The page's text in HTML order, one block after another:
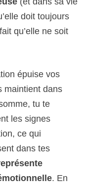
doit toujours
qu’elle ne soit
épuise vos
maintient dans
tu te
les signes
ce qui
dans tes
. En